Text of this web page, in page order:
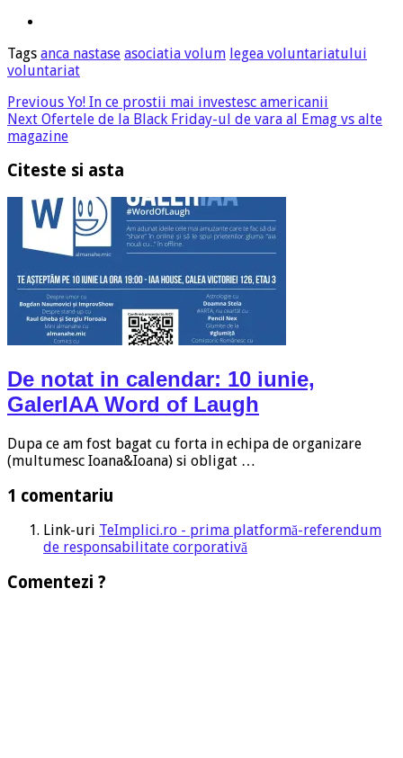
Tags anca nastase asociatia volum legea voluntariatului
voluntariat
Previous Yo! In ce prostii mai investesc americanii
Next Ofertele de la Black Friday-ul de vara al Emag vs alte
magazine
Citeste si asta
De notat in calendar: 10 iunie,
GalerIAA Word of Laugh
Dupa ce am fost bagat cu forta in echipa de organizare
(multumesc Ioana&Ioana) si obligat …
1 comentariu
Link-uri TeImplici.ro - prima platformă-referendum
de responsabilitate corporativă
Comentezi ?